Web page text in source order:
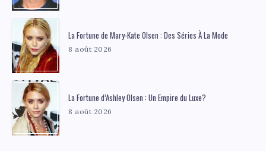
La Fortune de Mary-Kate Olsen : Des Séries À La Mode
8 août 2026
La Fortune d’Ashley Olsen : Un Empire du Luxe?
8 août 2026